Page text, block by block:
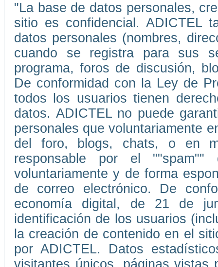
"La base de datos personales,
sitio es confidencial. ADICTEL
datos personales (nombres,
cuando se registra para sus
programa, foros de discusión,
De conformidad con la Ley de
todos los usuarios tienen
datos. ADICTEL no puede
personales que voluntariamente
del foro, blogs, chats, o en
responsable por el
voluntariamente y de forma
de correo electrónico. De
economía digital, de 21 de
identificación de los usuarios
la creación de contenido en el
por ADICTEL. Datos
visitantes únicos, páginas vistas